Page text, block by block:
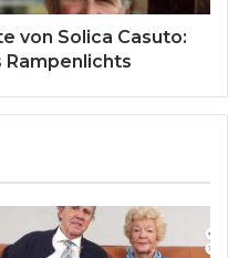
von Solica Casuto:
Rampenlichts